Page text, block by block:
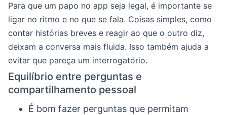
Para que um papo no app seja legal, é importante se
ligar no ritmo e no que se fala. Coisas simples, como
contar histórias breves e reagir ao que o outro diz,
deixam a conversa mais fluida. Isso também ajuda a
evitar que pareça um interrogatório.
Equilíbrio entre perguntas e
compartilhamento pessoal
É bom fazer perguntas que permitam